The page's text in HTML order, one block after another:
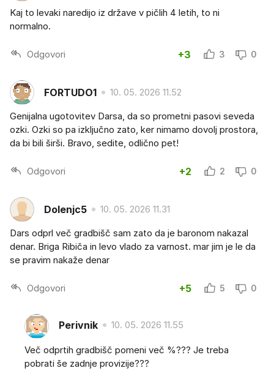
Kaj to levaki naredijo iz države v pičlih 4 letih, to ni
normalno.
Odgovori +3 3 0
FORTUDO1 10. 05. 2026 11.52
Genijalna ugotovitev Darsa, da so prometni pasovi seveda
ozki. Ozki so pa izključno zato, ker nimamo dovolj prostora,
da bi bili širši. Bravo, sedite, odlično pet!
Odgovori +2 2 0
Dolenjc5 10. 05. 2026 11.31
Dars odprl več gradbišč sam zato da je baronom nakazal
denar. Briga Ribiča in levo vlado za varnost. mar jim je le da
se pravim nakaže denar
Odgovori +5 5 0
Perivnik 10. 05. 2026 11.55
Več odprtih gradbišč pomeni več %??? Je treba
pobrati še zadnje provizije???